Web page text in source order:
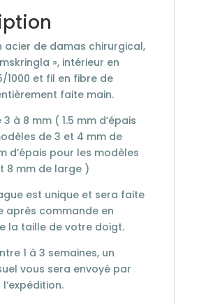
acier de damas chirurgical,
», intérieur en
1000 et fil en fibre de
faite main.
à 8 mm ( 1.5 mm d’épais
de 3 et 4 mm de
d’épais pour les modèles
8 mm de large )
est unique et sera faite
après commande en
la taille de votre doigt.
1 à 3 semaines, un
vous sera envoyé par